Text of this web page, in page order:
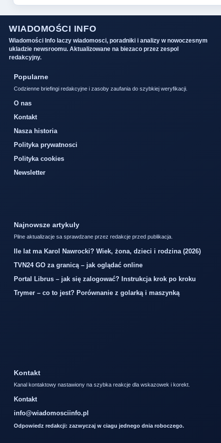
WIADOMOŚCI INFO
Wiadomości Info laczy wiadomosci, poradniki i analizy w nowoczesnym
ukladzie newsroomu. Aktualizowane na biezaco przez zespol
redakcyjny.
Popularne
Codzienne briefingi redakcyjne i zasoby zaufania do szybkiej weryfikacji.
O nas
Kontakt
Nasza historia
Polityka prywatnosci
Polityka cookies
Newsletter
Najnowsze artykuly
Pilne aktualizacje sa sprawdzane przez redakcje przed publikacja.
Ile lat ma Karol Nawrocki? Wiek, żona, dzieci i rodzina (2026)
TVN24 GO za granicą – jak oglądać online
Portal Librus – jak się zalogować? Instrukcja krok po kroku
Trymer – co to jest? Porównanie z golarką i maszynką
Kontakt
Kanal kontaktowy nastawiony na szybka reakcje dla wskazowek i korekt.
Kontakt
info@wiadomosciinfo.pl
Odpowiedz redakcji: zazwyczaj w ciagu jednego dnia roboczego.